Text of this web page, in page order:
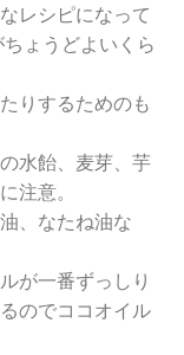
レシピになって
ちょうどよいくら
りするためのも
水飴、麦芽、芋
注意。
、なたね油な
が一番ずっしり
のでココオイル